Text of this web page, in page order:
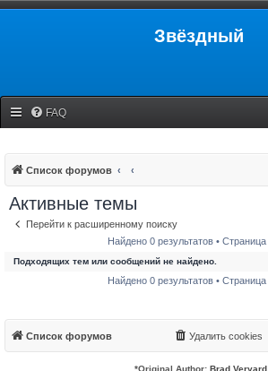
Звёздный
FAQ
Список форумов
Активные темы
Перейти к расширенному поиску
Найдено 0 результатов • Страница
Подходящих тем или сообщений не найдено.
Найдено 0 результатов • Страница
Список форумов Удалить cookies
*Original Author: Brad Veryard